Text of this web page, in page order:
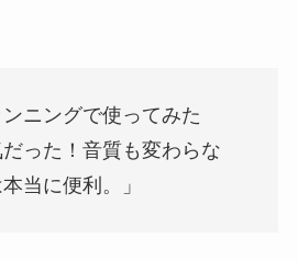
ンニングで使ってみた
った！音質も変わらな
当に便利。」